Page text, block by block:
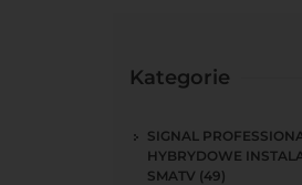
Kategorie
SIGNAL
HYBRYDOWE
SMATV (49)